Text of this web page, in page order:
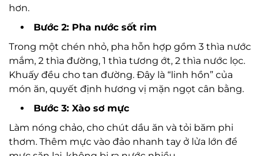
hơn.
Bước 2: Pha nước sốt rim
Trong một chén nhỏ, pha hỗn hợp gồm 3 thìa nước
mắm, 2 thìa đường, 1 thìa tương ớt, 2 thìa nước lọc.
Khuấy đều cho tan đường. Đây là “linh hồn” của
món ăn, quyết định hương vị mặn ngọt cân bằng.
Bước 3: Xào sơ mực
Làm nóng chảo, cho chút dầu ăn và tỏi băm phi
thơm. Thêm mực vào đảo nhanh tay ở lửa lớn để